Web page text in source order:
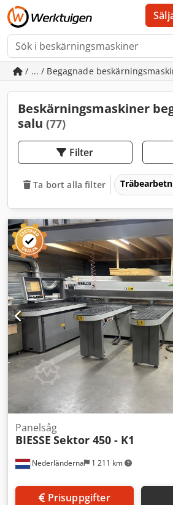
/ ... / Begagnade
Beskärningsmaskiner
salu (77)
Filter
Ta bort alla filter
Nederländerna 1 211 km
Panelsåg
BIESSE Sektor 450 - K1
Prisuppgifter